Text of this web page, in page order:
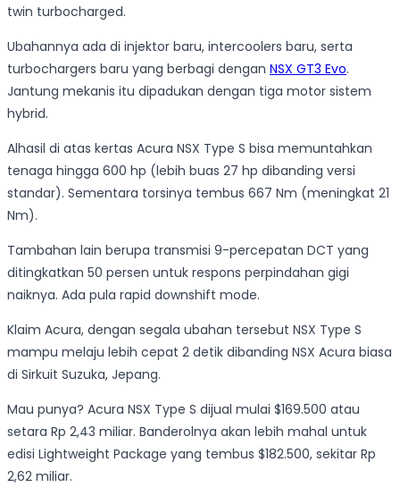
twin turbocharged.
Ubahannya ada di injektor baru, intercoolers baru, serta
turbochargers baru yang berbagi dengan NSX GT3 Evo.
Jantung mekanis itu dipadukan dengan tiga motor sistem
hybrid.
Alhasil di atas kertas Acura NSX Type S bisa memuntahkan
tenaga hingga 600 hp (lebih buas 27 hp dibanding versi
standar). Sementara torsinya tembus 667 Nm (meningkat 21
Nm).
Tambahan lain berupa transmisi 9-percepatan DCT yang
ditingkatkan 50 persen untuk respons perpindahan gigi
naiknya. Ada pula rapid downshift mode.
Klaim Acura, dengan segala ubahan tersebut NSX Type S
mampu melaju lebih cepat 2 detik dibanding NSX Acura biasa
di Sirkuit Suzuka, Jepang.
Mau punya? Acura NSX Type S dijual mulai $169.500 atau
setara Rp 2,43 miliar. Banderolnya akan lebih mahal untuk
edisi Lightweight Package yang tembus $182.500, sekitar Rp
2,62 miliar.